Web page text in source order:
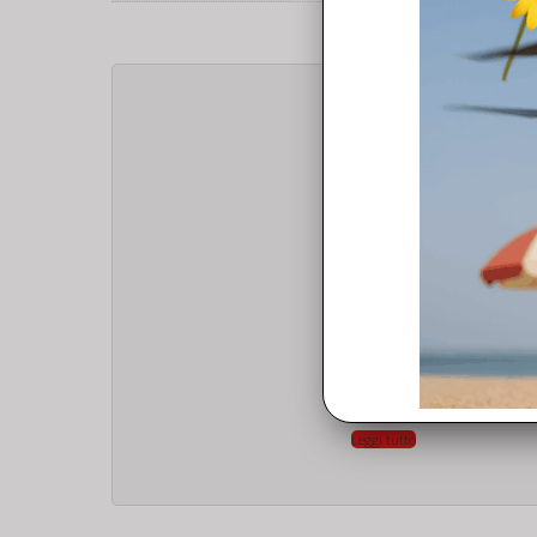
Leggi tutto